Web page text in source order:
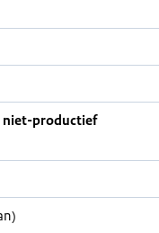
niet-productief